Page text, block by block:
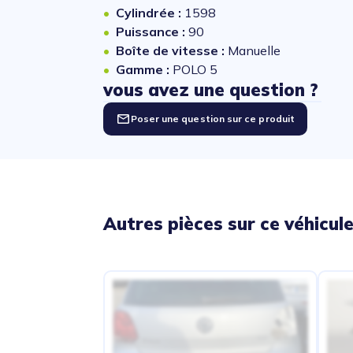
Cylindrée : 1598
Puissance : 90
Boîte de vitesse : Manuelle
Gamme : POLO 5
vous avez une question ?
Poser une question sur ce produit
Autres pièces sur ce véhicule